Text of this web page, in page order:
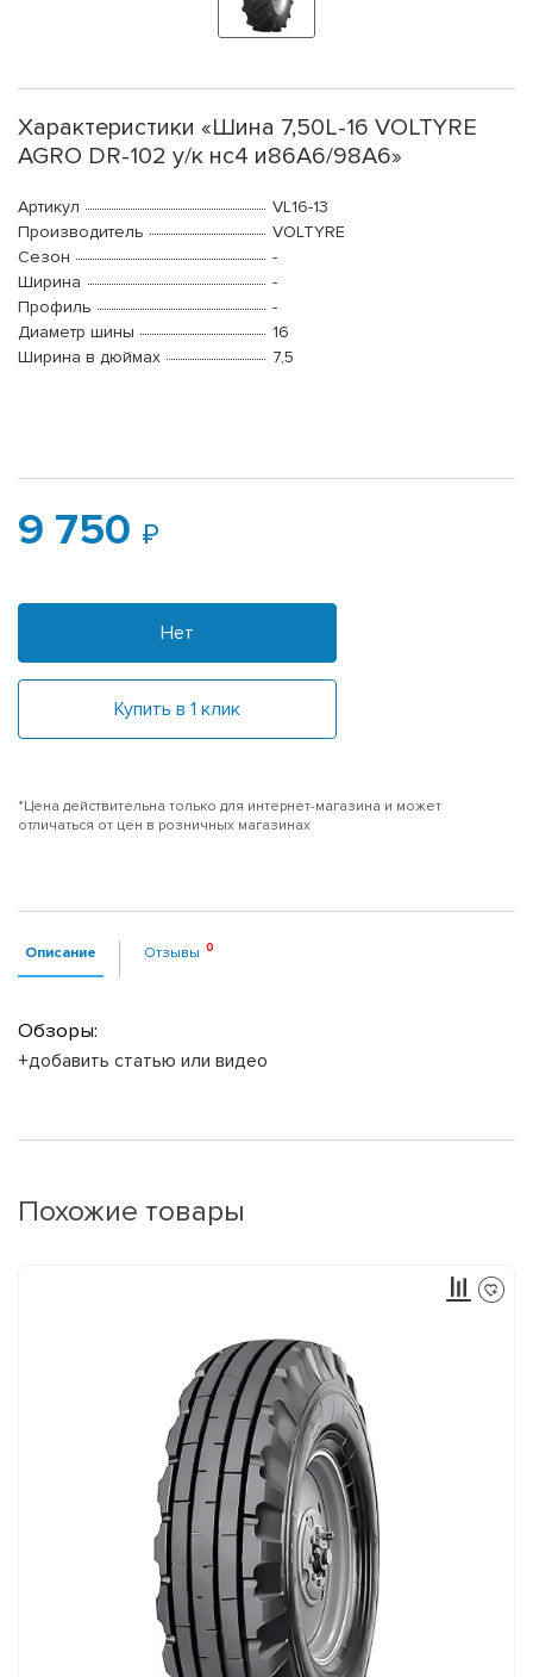
Характеристики «Шина 7,50L-16 VOLTYRE
AGRO DR-102 у/к нс4 и86А6/98А6»
Артикул
VL16-13
Производитель
VOLTYRE
Сезон
-
Ширина
-
Профиль
-
Диаметр шины
16
Ширина в дюймах
7,5
9 750
Нет
Купить в 1 клик
*Цена действительна только для интернет-магазина и может
отличаться от цен в розничных магазинах
Описание Отзывы
Обзоры:
+добавить статью или видео
Похожие товары